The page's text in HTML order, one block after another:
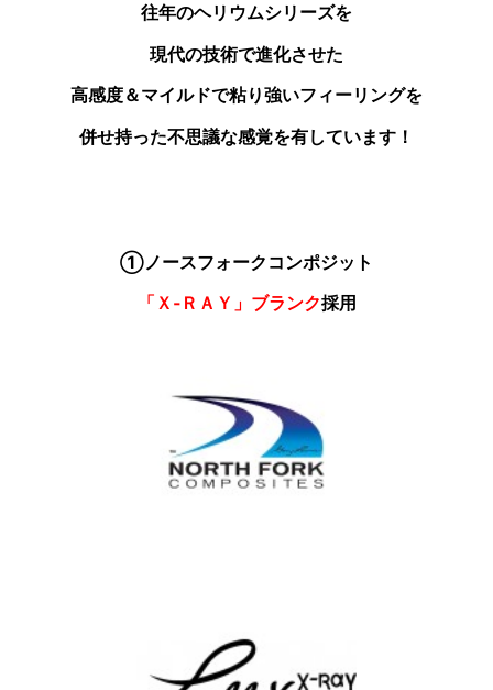
往年のヘリウムシリーズを
現代の技術で進化させた
高感度＆マイルドで粘り強いフィーリングを
併せ持った不思議な感覚を有しています！
①ノースフォークコンポジット
「Ｘ‐ＲＡＹ」ブランク採用